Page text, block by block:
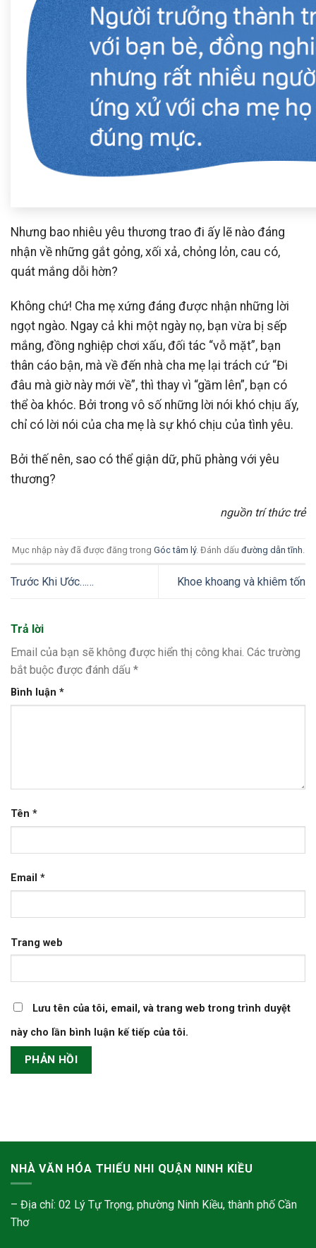
Nhưng bao nhiêu yêu thương trao đi ấy lẽ nào đáng
nhận về những gắt gỏng, xối xả, chỏng lỏn, cau có,
quát mắng dỗi hờn?
Không chứ! Cha mẹ xứng đáng được nhận những lời
ngọt ngào. Ngay cả khi một ngày nọ, bạn vừa bị sếp
mắng, đồng nghiệp chơi xấu, đối tác “vỗ mặt”, bạn
thân cáo bận, mà về đến nhà cha mẹ lại trách cứ “Đi
đâu mà giờ này mới về”, thì thay vì “gầm lên”, bạn có
thể òa khóc. Bởi trong vô số những lời nói khó chịu ấy,
chỉ có lời nói của cha mẹ là sự khó chịu của tình yêu.
Bởi thế nên, sao có thể giận dữ, phũ phàng với yêu
thương?
nguồn trí thức trẻ
Mục nhập này đã được đăng trong Góc tâm lý. Đánh dấu đường dẫn tĩnh
Trước Khi Ước…… Khoe khoang và khiêm tốn
Trả lời
Email của bạn sẽ không được hiển thị công khai. Các trường
bắt buộc được đánh dấu *
Bình luận *
Tên *
Email *
Trang web
Lưu tên của tôi, email, và trang web trong trình duyệt
này cho lần bình luận kế tiếp của tôi.
NHÀ VĂN HÓA THIẾU NHI QUẬN NINH KIỀU
– Địa chỉ: 02 Lý Tự Trọng, phường Ninh Kiều, thành phố Cần
Thơ